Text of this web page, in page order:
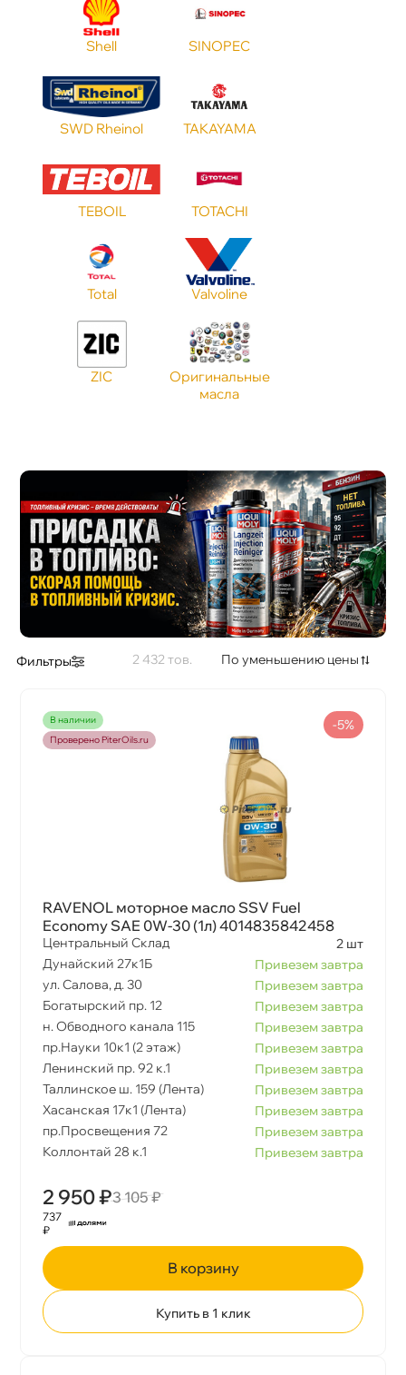
Shell SINOPEC
SWD Rheinol TAKAYAMA
TEBOIL TOTACHI
Total Valvoline
ZIC
Оригинальные
масла
Фильтры 2 432 По уменьшению цены
наличии
Проверено PiterOils.ru
RAVENOL моторное масло SSV Fuel
Economy SAE 0W-30 (1л) 4014835842458
Центральный Склад
2 шт
Дунайский 27к1Б
Привезем завтра
ул. Салова, д. 30
Привезем завтра
Богатырский пр. 12
Привезем завтра
н. Обводного канала 115
Привезем завтра
пр.Науки 10к1 (2 этаж)
Привезем завтра
Ленинский пр. 92 к.1
Привезем завтра
Таллинское ш. 159 (Лента)
Привезем завтра
Хасанская 17к1 (Лента)
Привезем завтра
пр.Просвещения 72
Привезем завтра
Коллонтай 28 к.1
Привезем завтра
2 950 ₽3 105 ₽
-5%
737
₽
корзину
Купить в 1 клик